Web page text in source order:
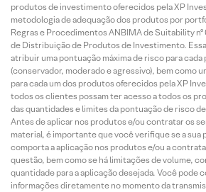
produtos de investimento oferecidos pela XP
metodologia de adequação dos produtos por
Regras e Procedimentos ANBIMA de Suitability nº
de Distribuição de Produtos de Investimento.
atribuir uma pontuação máxima de risco para
(conservador, moderado e agressivo), bem como
para cada um dos produtos oferecidos pela XP
todos os clientes possam ter acesso a todos os
das quantidades e limites da pontuação de risco
Antes de aplicar nos produtos e/ou contratar os
material, é importante que você verifique se a sua
comporta a aplicação nos produtos e/ou a
questão, bem como se há limitações de volume,
quantidade para a aplicação desejada. Você pode
informações diretamente no momento da